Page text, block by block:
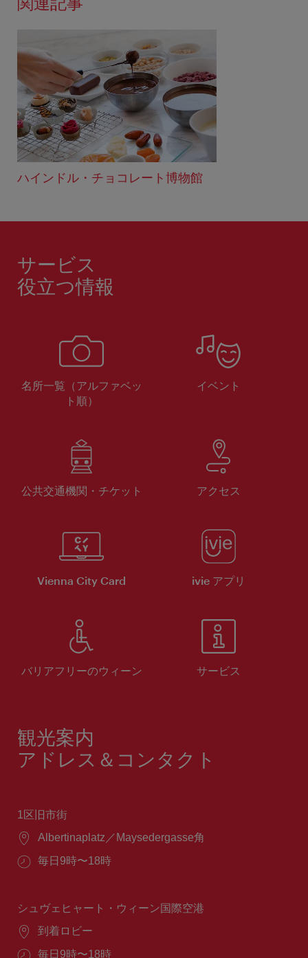
ハインドル・チョコレート博物館
サービス
役立つ情報
名所一覧（アルファベッ
ト順）
イベント
公共交通機関・チケット アクセス
Vienna City Card ivie アプリ
バリアフリーのウィーン サービス
観光案内
アドレス＆コンタクト
1区旧市街
場
Albertinaplatz／Maysedergasse角
営
間：
毎日9時〜18時
シュヴェヒャート・ウィーン国際空港
場
到着ロビー
営
毎日9時〜18時